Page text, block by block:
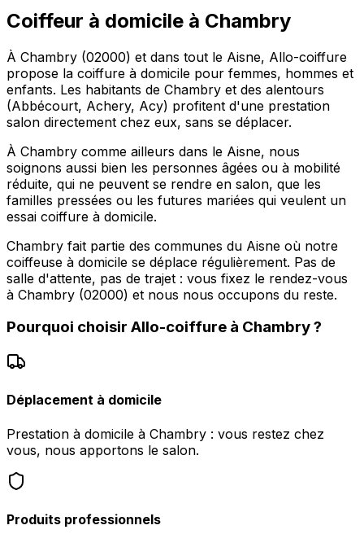
Coiffeur à domicile à Chambry
À Chambry (02000) et dans tout le Aisne, Allo-coiffure
propose la coiffure à domicile pour femmes, hommes et
enfants. Les habitants de Chambry et des alentours
(Abbécourt, Achery, Acy) profitent d'une prestation
salon directement chez eux, sans se déplacer.
À Chambry comme ailleurs dans le Aisne, nous
soignons aussi bien les personnes âgées ou à mobilité
réduite, qui ne peuvent se rendre en salon, que les
familles pressées ou les futures mariées qui veulent un
essai coiffure à domicile.
Chambry fait partie des communes du Aisne où notre
coiffeuse à domicile se déplace régulièrement. Pas de
salle d'attente, pas de trajet : vous fixez le rendez-vous
à Chambry (02000) et nous nous occupons du reste.
Pourquoi choisir Allo-coiffure à Chambry?
Déplacement à domicile
Prestation à domicile à Chambry : vous restez chez
vous, nous apportons le salon.
Produits professionnels